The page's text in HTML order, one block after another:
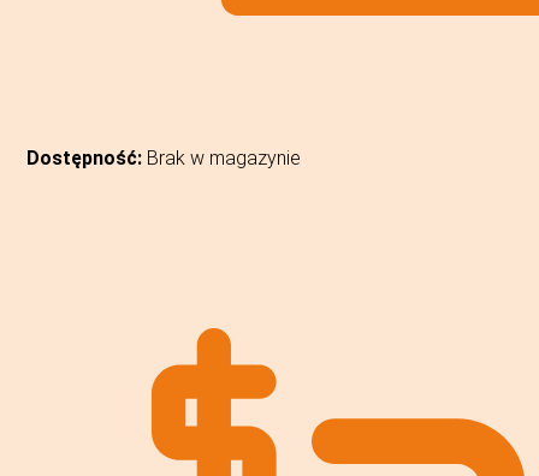
Dostępność: Brak w magazynie